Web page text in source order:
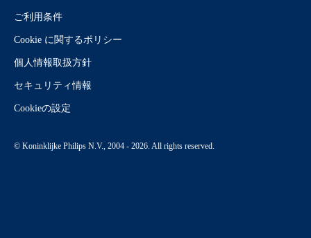
ご利用条件
Cookie に関するポリシー
個人情報取扱方針
セキュリティ情報
Cookieの設定
© Koninklijke Philips N.V., 2004 - 2026. All rights reserved.